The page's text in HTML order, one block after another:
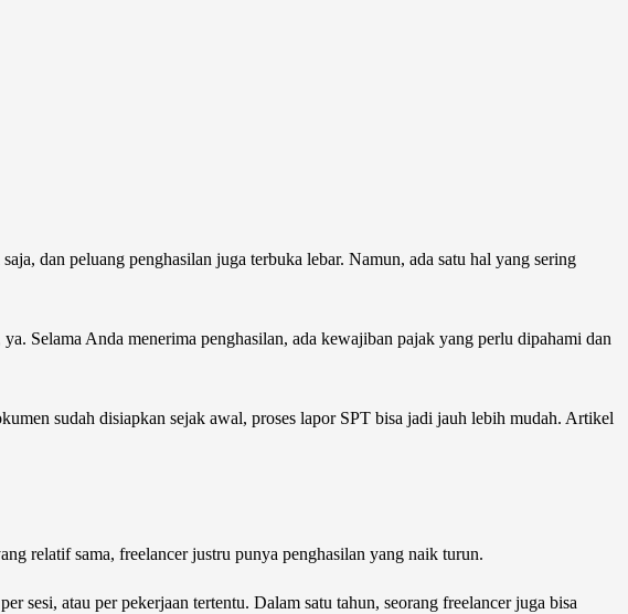
dan peluang penghasilan juga terbuka lebar. Namun, ada satu hal yang sering
Selama Anda menerima penghasilan, ada kewajiban pajak yang perlu dipahami dan
sudah disiapkan sejak awal, proses lapor SPT bisa jadi jauh lebih mudah. Artikel
relatif sama, freelancer justru punya penghasilan yang naik turun.
sesi, atau per pekerjaan tertentu. Dalam satu tahun, seorang freelancer juga bisa